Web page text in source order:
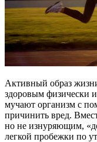
Активный образ
здоровым физически
мучают организм с
причинить вред.
но не изнуряющим,
легкой пробежки по